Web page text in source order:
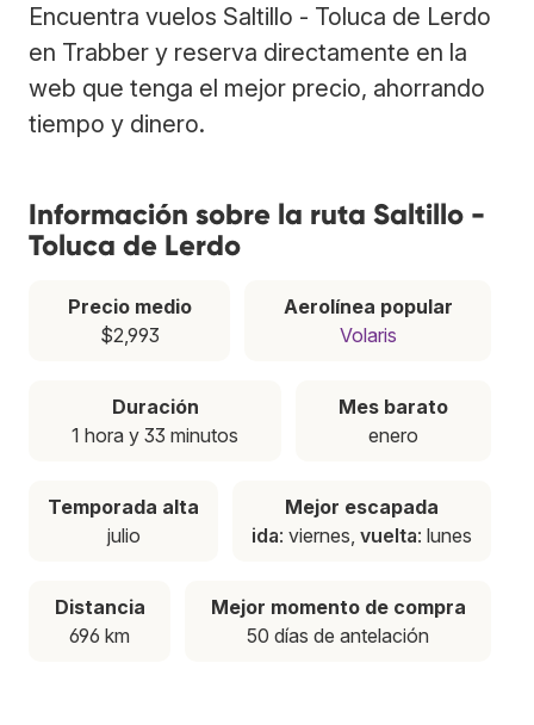
Encuentra vuelos Saltillo - Toluca de Lerdo
en Trabber y reserva directamente en la
web que tenga el mejor precio, ahorrando
tiempo y dinero.
Información sobre la ruta Saltillo -
Toluca de Lerdo
Precio medio
$2,993
Aerolínea popular
Volaris
Duración
1 hora y 33 minutos
Mes barato
enero
Temporada alta
julio
Mejor escapada
ida: viernes, vuelta: lunes
Distancia
696 km
Mejor momento de compra
50 días de antelación